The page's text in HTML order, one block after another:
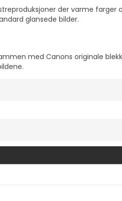
der varme farger
glansede bilder.
med Canons originale